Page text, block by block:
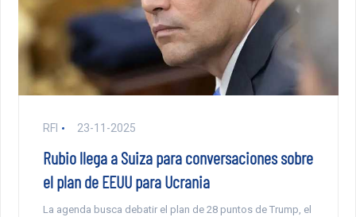
RFI 23-11-2025
Rubio llega a Suiza para conversaciones sobre
el plan de EEUU para Ucrania
La agenda busca debatir el plan de 28 puntos de Trump, el